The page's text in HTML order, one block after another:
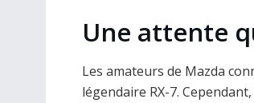
Une attente
Les amateurs de Mazda
légendaire RX-7.